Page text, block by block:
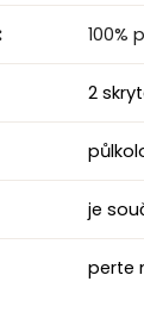
100%
2
je
perte